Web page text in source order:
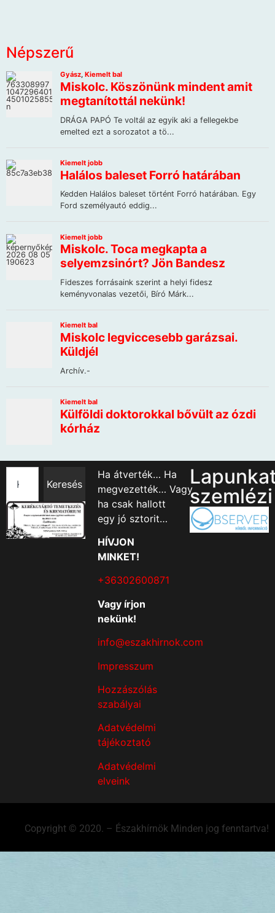
Népszerű
Keresés
Ha átverték… Ha
megvezették… Vagy
ha csak hallott
egy jó sztorit…
HÍVJON
MINKET!
+36302600871
Vagy írjon
nekünk!
info@eszakhirnok.com
Impresszum
Hozzászólás
szabályai
Adatvédelmi
tájékoztató
Adatvédelmi
elveink
szemlézi
Copyright © 2020. – Északhírnök Minden jog fenntartva!